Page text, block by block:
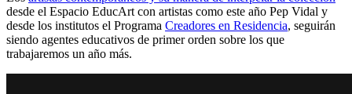
desde el Espacio EducArt con artistas como este año Pep Vidal y
desde los institutos el Programa Creadores en Residencia, seguirán
siendo agentes educativos de primer orden sobre los que
trabajaremos un año más.